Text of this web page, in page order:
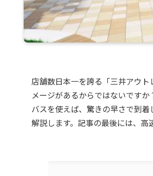
店舗数日本一を誇る「三井アウ
メージがあるからではないです
バスを使えば、驚きの早さで到着
解説します。記事の最後には、